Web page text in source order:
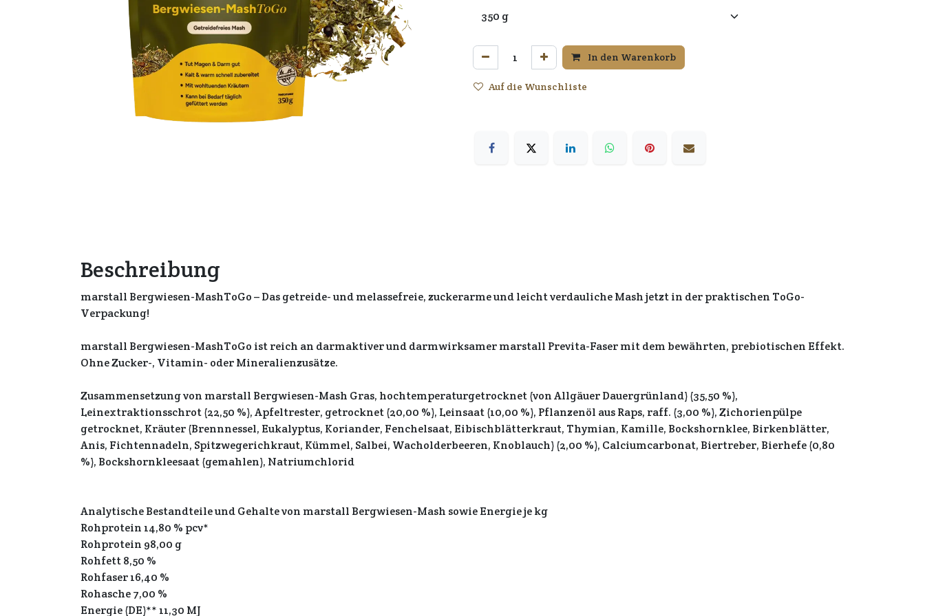
In den Warenkorb
Auf die Wunschliste
Beschreibung
marstall Bergwiesen-MashToGo – Das getreide- und melassefreie, zuckerarme und leicht verdauliche Mash jetzt in der praktischen ToGo-
Verpackung!
marstall Bergwiesen-MashToGo ist reich an darmaktiver und darmwirksamer marstall Previta-Faser mit dem bewährten, prebiotischen Effekt.
Ohne Zucker-, Vitamin- oder Mineralienzusätze.
Zusammensetzung von marstall Bergwiesen-Mash Gras, hochtemperaturgetrocknet (von Allgäuer Dauergrünland) (35,50 %),
Leinextraktionsschrot (22,50 %), Apfeltrester, getrocknet (20,00 %), Leinsaat (10,00 %), Pflanzenöl aus Raps, raff. (3,00 %), Zichorienpülpe
getrocknet, Kräuter (Brennnessel, Eukalyptus, Koriander, Fenchelsaat, Eibischblätterkraut, Thymian, Kamille, Bockshornklee, Birkenblätter,
Anis, Fichtennadeln, Spitzwegerichkraut, Kümmel, Salbei, Wacholderbeeren, Knoblauch) (2,00 %), Calciumcarbonat, Biertreber, Bierhefe (0,80
%), Bockshornkleesaat (gemahlen), Natriumchlorid
Analytische Bestandteile und Gehalte von marstall Bergwiesen-Mash sowie Energie je kg
Rohprotein 14,80 % pcv*
Rohprotein 98,00 g
Rohfett 8,50 %
Rohfaser 16,40 %
Rohasche 7,00 %
Energie (DE)** 11,30 MJ